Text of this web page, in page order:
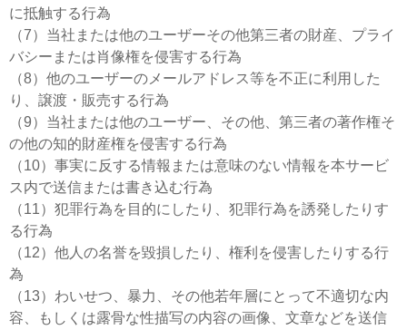
に抵触する行為
（7）当社または他のユーザーその他第三者の財産、プライ
バシーまたは肖像権を侵害する行為
（8）他のユーザーのメールアドレス等を不正に利用した
り、譲渡・販売する行為
（9）当社または他のユーザー、その他、第三者の著作権そ
の他の知的財産権を侵害する行為
（10）事実に反する情報または意味のない情報を本サービ
ス内で送信または書き込む行為
（11）犯罪行為を目的にしたり、犯罪行為を誘発したりす
る行為
（12）他人の名誉を毀損したり、権利を侵害したりする行
為
（13）わいせつ、暴力、その他若年層にとって不適切な内
容、もしくは露骨な性描写の内容の画像、文章などを送信